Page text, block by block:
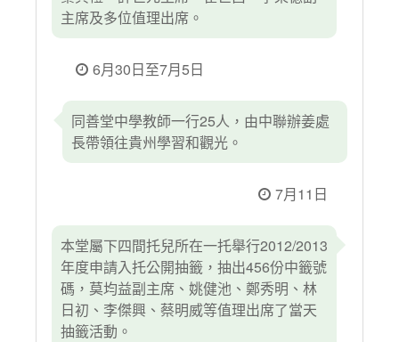
主席及多位值理出席。
6月30日至7月5日
同善堂中學教師一行25人，由中聯辦姜處
長帶領往貴州學習和觀光。
7月11日
本堂屬下四間托兒所在一托舉行2012/2013
年度申請入托公開抽籤，抽出456份中籤號
碼，莫均益副主席、姚健池、鄭秀明、林
日初、李傑興、蔡明威等值理出席了當天
抽籤活動。